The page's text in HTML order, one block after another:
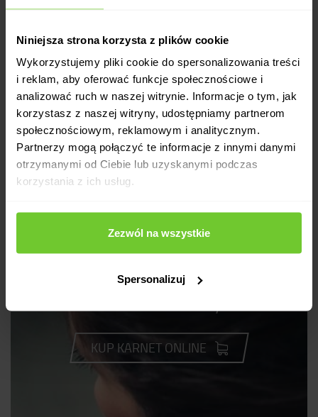
Niniejsza strona korzysta z plików cookie
Wykorzystujemy pliki cookie do spersonalizowania treści
i reklam, aby oferować funkcje społecznościowe i
analizować ruch w naszej witrynie. Informacje o tym, jak
korzystasz z naszej witryny, udostępniamy partnerom
społecznościowym, reklamowym i analitycznym.
Partnerzy mogą połączyć te informacje z innymi danymi
otrzymanymi od Ciebie lub uzyskanymi podczas
korzystania z ich usług.
Zezwól na wszystkie
Spersonalizuj
KUP KARNET ONLINE